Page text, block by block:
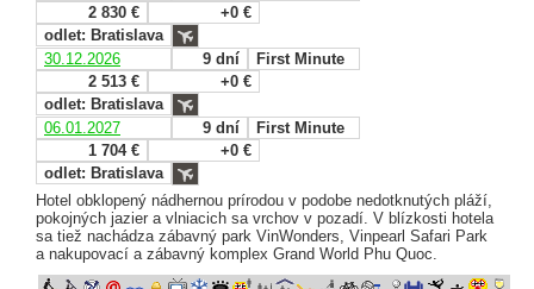
2 830 €
+0 €
odlet: Bratislava
30.12.2026
9 dní
First Minute
2 513 €
+0 €
odlet: Bratislava
06.01.2027
9 dní
First Minute
1 704 €
+0 €
odlet: Bratislava
Hotel obklopený nádhernou prírodou v podobe nedotknutých pláží,
pokojných jazier a vlniacich sa vrchov v pozadí. V blízkosti hotela
sa tiež nachádza zábavný park VinWonders, Vinpearl Safari Park
a nakupovací a zábavný komplex Grand World Phu Quoc.